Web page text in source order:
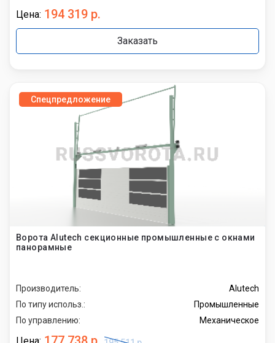
Цена: 194 319 р.
Заказать
Спецпредложение
Ворота Alutech секционные промышленные с окнами
панорамные
Производитель:
Alutech
По типу использ.:
Промышленные
По управлению:
Механическое